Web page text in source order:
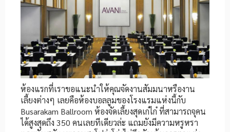
ห้องแรกที่เราขอแนะนำให้คุณจัดงานสัมมนาหรืองาน
เลี้ยงต่างๆ เลยคือห้องบอลลูมของโรงแรมแห่งนี้กับ
Busarakam Ballroom ห้องจัดเลี้ยงสุดเก๋ไก๋ ที่สามารถจุคน
ได้สูงสุดถึง 350 คนเลยทีเดียวล่ะ แถมยังมีความหรูหรา